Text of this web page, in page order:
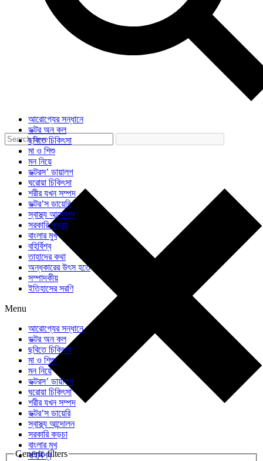
Generic filters
আরোগ্যের সন্ধানে
ডক্টর অন কল
ছবিতে চিকিৎসা
মা ও শিশু
মন নিয়ে
ডক্টরস’ ডায়ালগ
ঘরোয়া চিকিৎসা
শরীর যখন সম্পদ
ডক্টর’স ডায়েরি
স্বাস্থ্য আন্দোলন
সরকারি কড়চা
বাংলার মুখ
বহির্বিশ্ব
তাহাদের কথা
অন্ধকারের উৎস হতে
সম্পাদকীয়
ইতিহাসের সরণি
Menu
আরোগ্যের সন্ধানে
ডক্টর অন কল
ছবিতে চিকিৎসা
মা ও শিশু
মন নিয়ে
ডক্টরস’ ডায়ালগ
ঘরোয়া চিকিৎসা
শরীর যখন সম্পদ
ডক্টর’স ডায়েরি
স্বাস্থ্য আন্দোলন
সরকারি কড়চা
বাংলার মুখ
বহির্বিশ্ব